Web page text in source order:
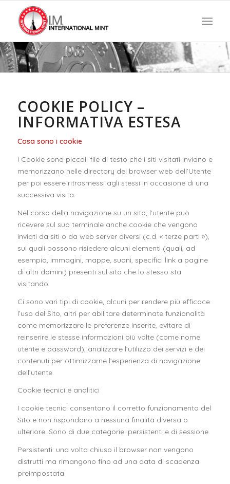
COOKIE POLICY –
INFORMATIVA ESTESA
Cosa sono i cookie
I Cookie sono piccoli file di testo che i siti visitati inviano e
memorizzano nelle directory del browser web dell’Utente
per poi essere ritrasmessi agli stessi in occasione di una
successiva visita.
Nel corso della navigazione su un sito, l’utente può
ricevere sul suo terminale anche cookie che vengono
inviati da siti o da web server diversi (c.d. « terze parti »),
sui quali possono risiedere alcuni elementi (quali, ad
esempio, immagini, mappe, suoni, specifici link a pagine
di altri domini) presenti sul sito che lo stesso sta
visitando.
Ci sono vari tipi di cookie, alcuni per rendere più efficace
l’uso del Sito, altri per abilitare determinate funzionalità
come memorizzare le preferenze inserite, evitare di
reinserire le stesse informazioni più volte (come nome
utente e password), analizzare l’utilizzo dei servizi e dei
contenuti per ottimizzarne l’esperienza di navigazione
dell’utente.
Cookie tecnici e analitici
I cookie tecnici consentono il corretto funzionamento del
Sito e non rispondono a nessuna finalità diversa o
ulteriore. Sono di due categorie: persistenti e di sessione.
Persistenti: una volta chiuso il browser non vengono
distrutti ma rimangono fino ad una data di scadenza
preimpostata.